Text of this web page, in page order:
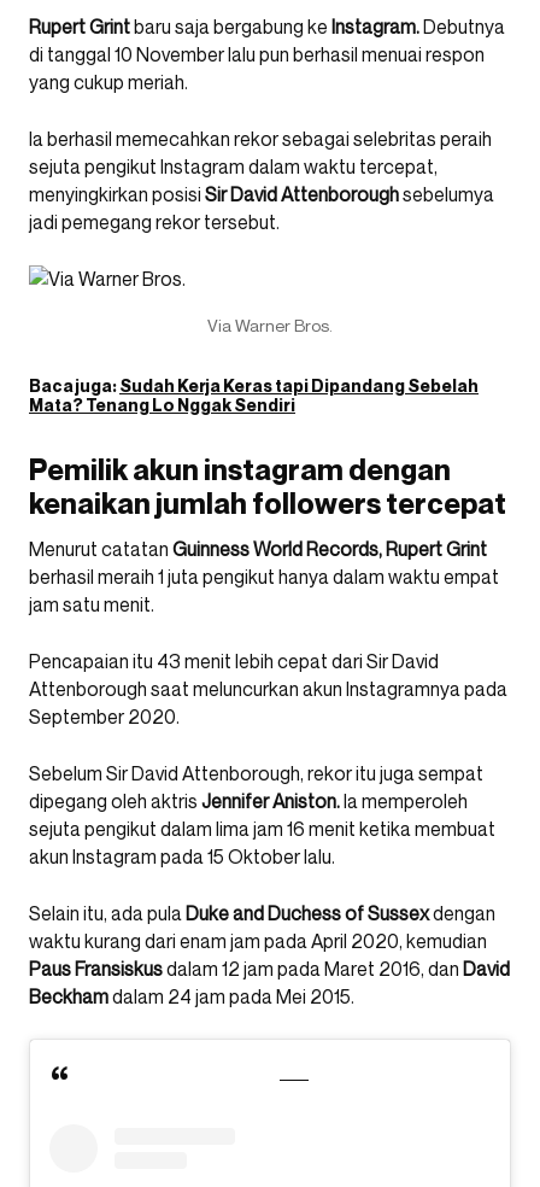
Rupert Grintbaru saja bergabung ke Instagram.Debutnya
di tanggal 10 November lalu pun berhasil menuai respon
yang cukup meriah.
Ia berhasil memecahkan rekor sebagai selebritas peraih
sejuta pengikut Instagram dalam waktu tercepat,
menyingkirkan posisi Sir David Attenboroughsebelumya
jadi pemegang rekor tersebut.
Via Warner Bros.
Baca juga:Sudah Kerja Keras tapi Dipandang Sebelah
Mata? Tenang Lo Nggak Sendiri
Pemilik akun instagram dengan
kenaikan jumlah followers tercepat
Menurut catatan Guinness World Records, Rupert Grint
berhasil meraih 1 juta pengikut hanya dalam waktu empat
jam satu menit.
Pencapaian itu 43 menit lebih cepat dari Sir David
Attenborough saat meluncurkan akun Instagramnya pada
September 2020.
Sebelum Sir David Attenborough, rekor itu juga sempat
dipegang oleh aktris Jennifer Aniston.Ia memperoleh
sejuta pengikut dalam lima jam 16 menit ketika membuat
akun Instagram pada 15 Oktober lalu.
Selain itu, ada pula Duke and Duchess of Sussexdengan
waktu kurang dari enam jam pada April 2020, kemudian
Paus Fransiskusdalam 12 jam pada Maret 2016, dan David
Beckhamdalam 24 jam pada Mei 2015.